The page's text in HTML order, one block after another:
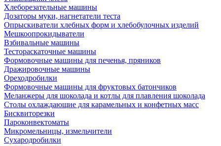
Хлеборезательные машины
Дозаторы муки, нагнетатели теста
Опрыскиватели хлебных форм и хлебобулочных изделий
Мешкоопрокидыватели
Взбивальные машины
Тестораскаточные машины
Формовочные машины для печенья, пряников
Дражировочные машины
Ореходробилки
Формовочные машины для фруктовых батончиков
Меланжеры для шоколада и котлы для плавления шоколада
Столы охлаждающие для карамельных и конфетных масс
Бисквиторезки
Пароконвектоматы
Микромельницы, измельчители
Сухародробилки